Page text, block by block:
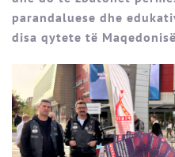
parandaluese dhe
disa qytete të